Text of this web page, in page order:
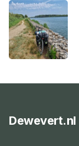
Dewevert.nl